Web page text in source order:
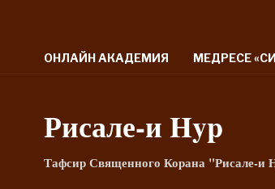
ОНЛАЙН АКАДЕМИЯ МЕДРЕСЕ
Рисале-и Hyp
Тафсир Священного Корана "Рисале-и